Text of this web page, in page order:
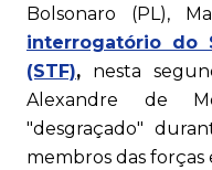
Bolsonaro (PL),
interrogatório do
(STF), nesta
Alexandre de
"desgraçado"
membros das forças